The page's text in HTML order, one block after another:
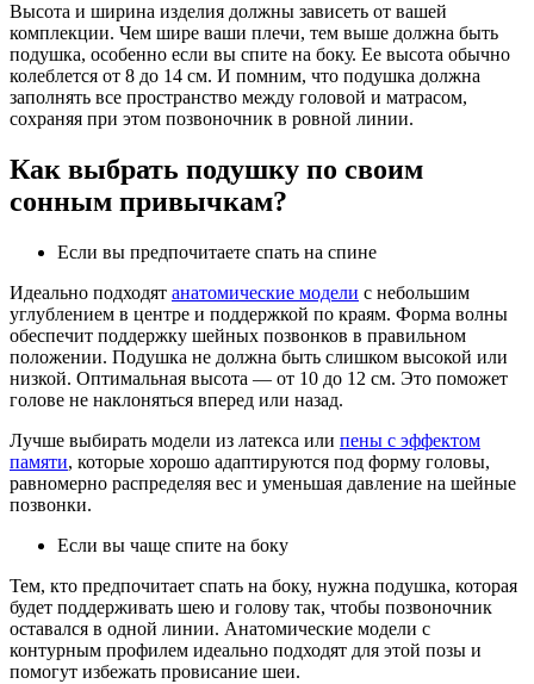
Высота и ширина изделия должны зависеть от вашей
комплекции. Чем шире ваши плечи, тем выше должна быть
подушка, особенно если вы спите на боку. Ее высота обычно
колеблется от 8 до 14 см. И помним, что подушка должна
заполнять все пространство между головой и матрасом,
сохраняя при этом позвоночник в ровной линии.
Как выбрать подушку по своим
сонным привычкам?
Если вы предпочитаете спать на спине
Идеально подходят анатомические модели с небольшим
углублением в центре и поддержкой по краям. Форма волны
обеспечит поддержку шейных позвонков в правильном
положении. Подушка не должна быть слишком высокой или
низкой. Оптимальная высота — от 10 до 12 см. Это поможет
голове не наклоняться вперед или назад.
Лучше выбирать модели из латекса или пены с эффектом
памяти, которые хорошо адаптируются под форму головы,
равномерно распределяя вес и уменьшая давление на шейные
позвонки.
Если вы чаще спите на боку
Тем, кто предпочитает спать на боку, нужна подушка, которая
будет поддерживать шею и голову так, чтобы позвоночник
оставался в одной линии. Анатомические модели с
контурным профилем идеально подходят для этой позы и
помогут избежать провисание шеи.